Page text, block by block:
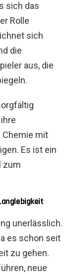
sich das
Rolle
sich
die
aus, die
Chemie mit
Es ist ein
zum
unerlässlich.
es schon seit
zu gehen.
neue